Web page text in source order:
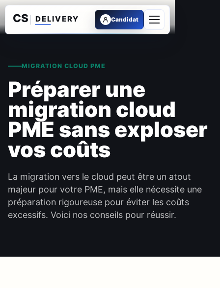
Candidat
Ouvrir le menu
MIGRATION CLOUD PME
Préparer une
migration cloud
PME sans exploser
vos coûts
La migration vers le cloud peut être un atout
majeur pour votre PME, mais elle nécessite une
préparation rigoureuse pour éviter les coûts
excessifs. Voici nos conseils pour réussir.